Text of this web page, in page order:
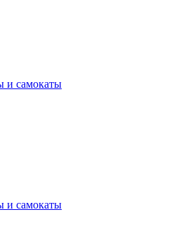
и самокаты
и самокаты